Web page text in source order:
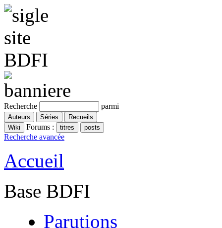
Recherche parmi
Forums :
Recherche avancée
Accueil
Base BDFI
Parutions